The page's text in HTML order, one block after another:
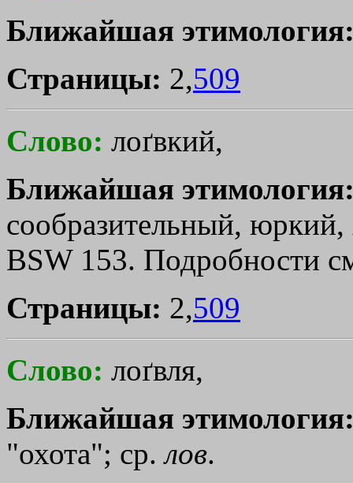
Ближайшая
Страницы: 2,509
Слово: лоґвкий,
Ближайшая
сообразительный,
ВSW 153. Подробности
Страницы: 2,509
Слово: лоґвля,
Ближайшая
"охота"; ср.лов.